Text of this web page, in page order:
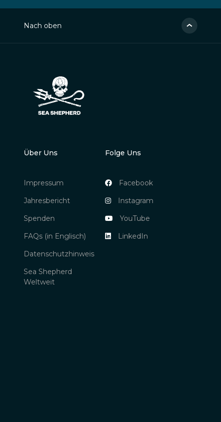
Nach oben
Über Uns
Impressum
Jahresbericht
Spenden
FAQs (in Englisch)
Datenschutzhinweis
Sea Shepherd
Weltweit
Folge Uns
Facebook
Instagram
YouTube
LinkedIn